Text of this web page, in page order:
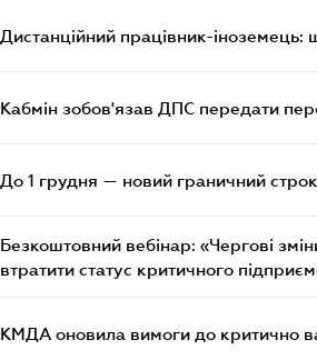
Дистанційний працівник-
Кабмін зобов'язав ДПС передати
До 1 грудня — новий граничний
Безкоштовний вебінар: «Чергові
втратити статус критичного
КМДА оновила вимоги до критично